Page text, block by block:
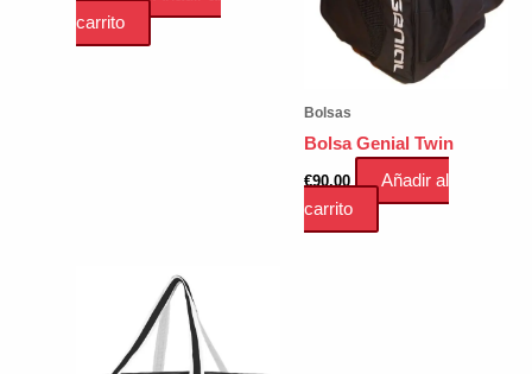
carrito
Bolsas
Bolsa Genial Twin
€90.00
Añadir al
carrito